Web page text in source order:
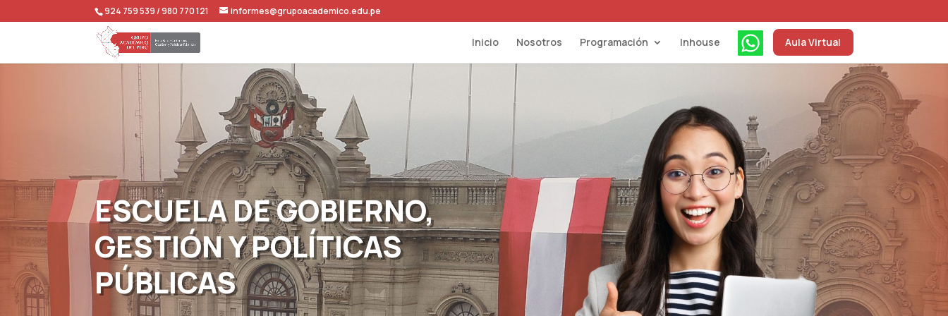
924 759 539 / 980 770 121 informes@grupoacademico.edu.pe
Inicio Nosotros Programación Inhouse Aula Virtual
ESCUELA DE GOBIERNO,
GESTIÓN Y POLÍTICAS
PÚBLICAS